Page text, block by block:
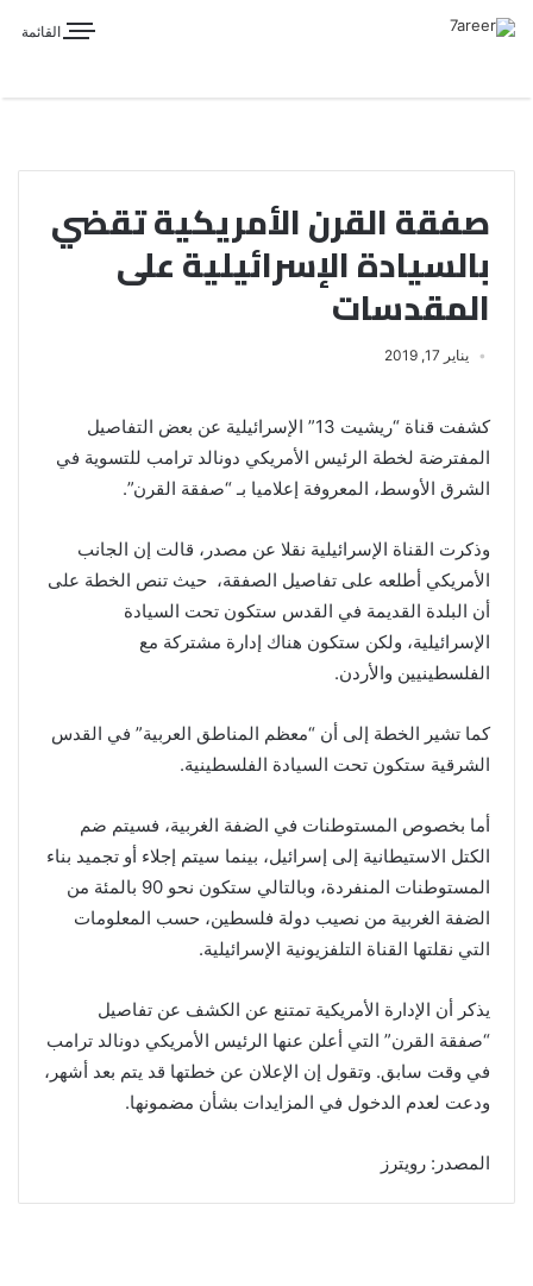
القائمة
صفقة القرن الأمريكية تقضي
بالسيادة الإسرائيلية على
المقدسات
يناير 17, 2019
كشفت قناة “ريشيت 13” الإسرائيلية عن بعض التفاصيل
المفترضة لخطة الرئيس الأمريكي دونالد ترامب للتسوية في
الشرق الأوسط، المعروفة إعلاميا بـ “صفقة القرن”.
وذكرت القناة الإسرائيلية نقلا عن مصدر، قالت إن الجانب
الأمريكي أطلعه على تفاصيل الصفقة، حيث تنص الخطة على
أن البلدة القديمة في القدس ستكون تحت السيادة
الإسرائيلية، ولكن ستكون هناك إدارة مشتركة مع
الفلسطينيين والأردن.
كما تشير الخطة إلى أن “معظم المناطق العربية” في القدس
الشرقية ستكون تحت السيادة الفلسطينية.
أما بخصوص المستوطنات في الضفة الغربية، فسيتم ضم
الكتل الاستيطانية إلى إسرائيل، بينما سيتم إجلاء أو تجميد بناء
المستوطنات المنفردة، وبالتالي ستكون نحو 90 بالمئة من
الضفة الغربية من نصيب دولة فلسطين، حسب المعلومات
التي نقلتها القناة التلفزيونية الإسرائيلية.
يذكر أن الإدارة الأمريكية تمتنع عن الكشف عن تفاصيل
“صفقة القرن” التي أعلن عنها الرئيس الأمريكي دونالد ترامب
في وقت سابق. وتقول إن الإعلان عن خطتها قد يتم بعد أشهر،
ودعت لعدم الدخول في المزايدات بشأن مضمونها.
المصدر: رويترز